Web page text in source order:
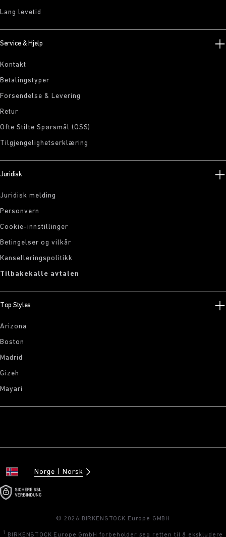
Lang levetid
Service & Hjelp
Kontakt
Betalingstyper
Forsendelse & Levering
Retur
Ofte Stilte Spørsmål (OSS)
Tilgjengelighetserklæring
Juridisk
Juridisk melding
Personvern
Cookie-innstillinger
Betingelser og vilkår
Kanselleringspolitikk
Tilbakekalle avtalen
Top Styles
Arizona
Boston
Madrid
Gizeh
Mayari
Norge Norsk
© 2026 BIRKENSTOCK Europe GMBH
1 BIRKENSTOCK Europe GmbH forbeholder seg retten til å ekskludere